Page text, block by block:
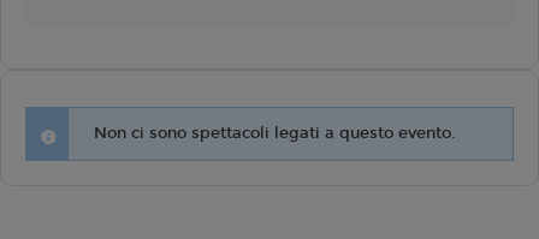
Non ci sono spettacoli legati a questo evento.